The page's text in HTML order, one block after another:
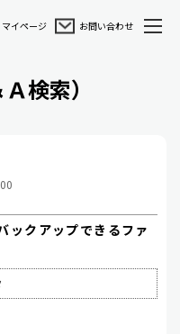
マイページ お問い合わせ
検索）
ックアップできるファ